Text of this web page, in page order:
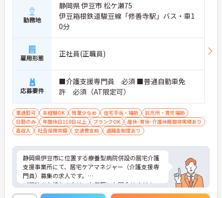
勤務地
静岡県 伊豆市 松ケ瀬75
伊豆箱根鉄道駿豆線「修善寺駅」バス・車1
0分
雇用形態 正社員(正職員)
応募要件
■介護支援専門員 必須 ■普通自動車免
許 必須（AT限定可）
車通勤可 未経験OK 残業少なめ 住宅手当・補助
託児所・育児補助
日勤のみ
年間休日110日以上 ブランクOK
産休･育休･介護休暇取得実績あり
高収入
社会保険完備 交通費支給 退職金制度あり
静岡県伊豆市に位置する療養型病院併設の居宅介護
支援事業所にて、居宅ケアマネジャー（介護支援専
門員）募集の求人です。
ご興味をお持ちの方は、お気軽にお問合せくださ
い。